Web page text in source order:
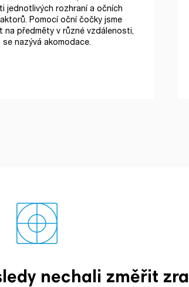
jednotlivých rozhraní a očních
Pomocí oční čočky jsme
předměty v různé vzdálenosti,
nazývá akomodace.
nechali změřit